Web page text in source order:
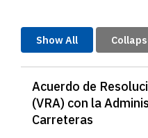
Show All
Acuerdo de
(VRA) con la
Carreteras